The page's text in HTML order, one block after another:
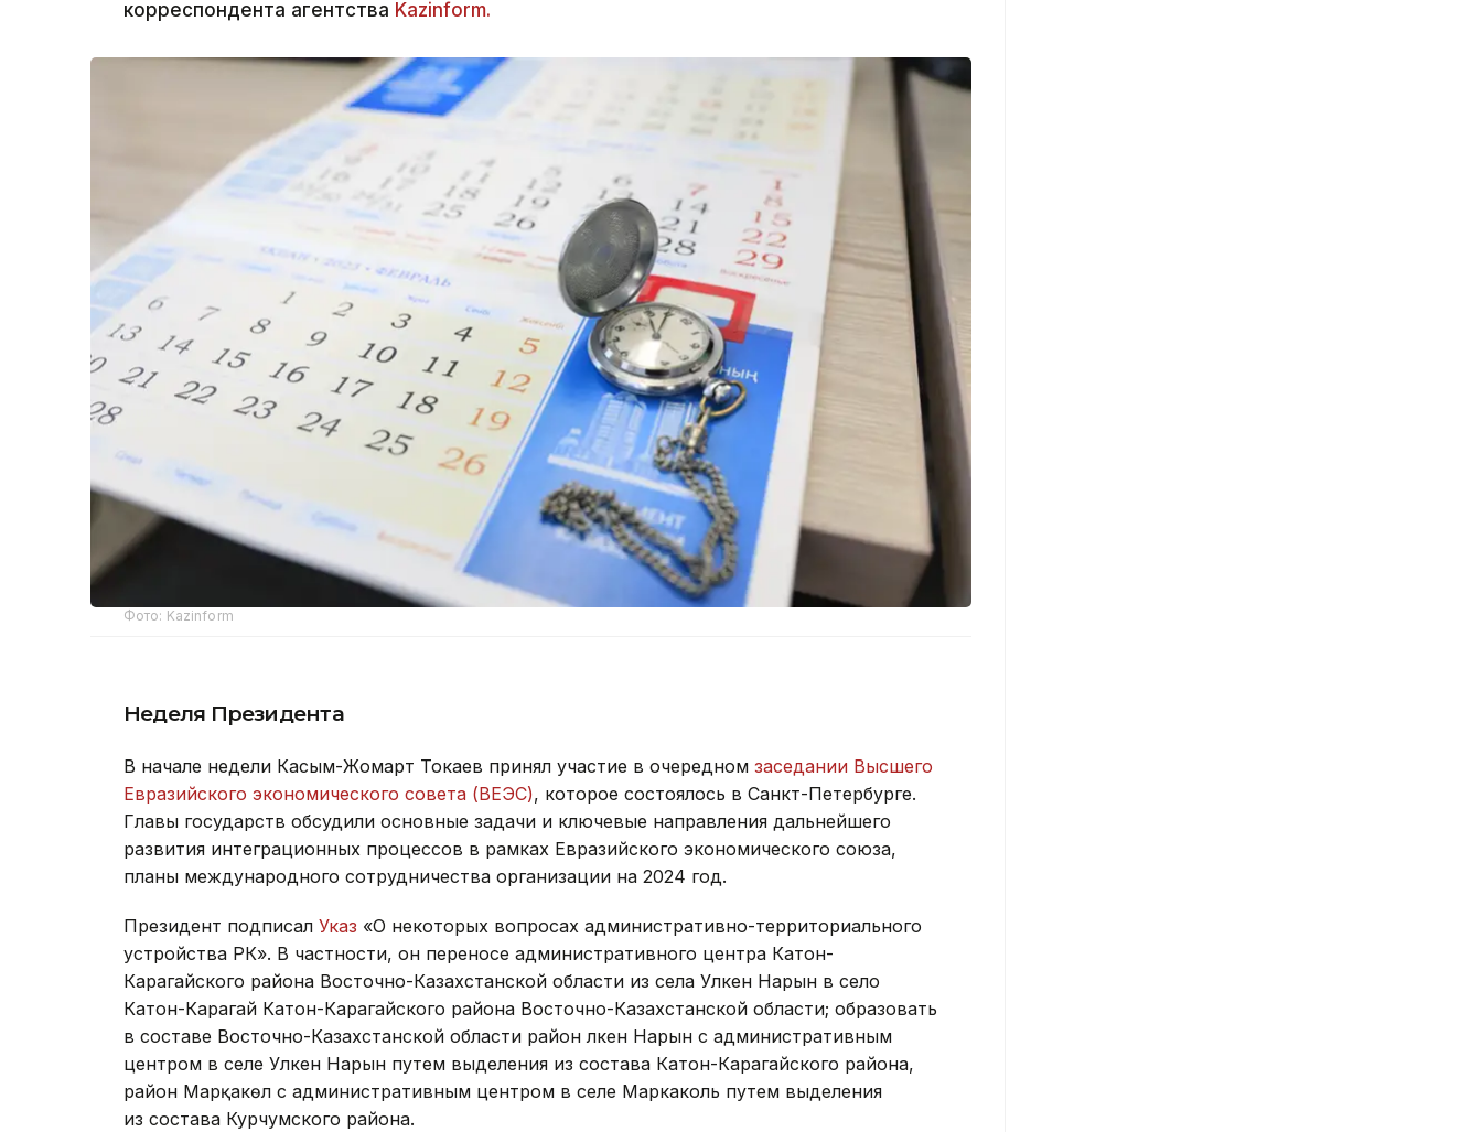
корреспондента агентства Kazinform.
Фото: Kazinform
Неделя Президента
В начале недели Касым-Жомарт Токаев принял участие в очередном заседании Высшего
Евразийского экономического совета (ВЕЭС), которое состоялось в Санкт-Петербурге.
Главы государств обсудили основные задачи и ключевые направления дальнейшего
развития интеграционных процессов в рамках Евразийского экономического союза,
планы международного сотрудничества организации на 2024 год.
Президент подписал Указ «О некоторых вопросах административно-территориального
устройства РК». В частности, он переносе административного центра Катон-
Карагайского района Восточно-Казахстанской области из села Улкен Нарын в село
Катон-Карагай Катон-Карагайского района Восточно-Казахстанской области; образовать
в составе Восточно-Казахстанской области район Үлкен Нарын с административным
центром в селе Улкен Нарын путем выделения из состава Катон-Карагайского района,
район Марқакөл с административным центром в селе Маркаколь путем выделения
из состава Курчумского района.